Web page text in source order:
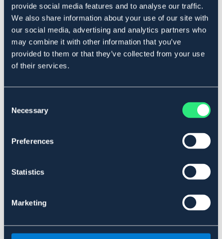
provide social media features and to analyse our traffic.
We also share information about your use of our site with
our social media, advertising and analytics partners who
may combine it with other information that you’ve
provided to them or that they’ve collected from your use
of their services.
Selection
Necessary
Preferences
Statistics
Marketing
I lager Se lager i butik
Produktbeskrivning
Utbytbart koppjärn passande Robin Hood Elite. Viss
Art.nr. 40399-BK-MW
Liknande produkter